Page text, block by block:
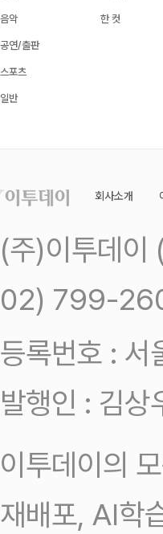
음악
공연/출판
스포츠
일반
한 컷
회사소개
(주)이투데
02) 799-
등록번호 :
발행인 : 김상
이투데이의
재배포, AI학